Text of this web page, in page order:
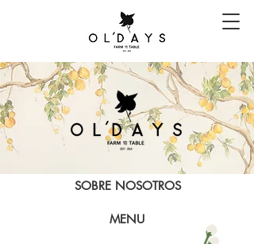
SOBRE NOSOTROS
MENU